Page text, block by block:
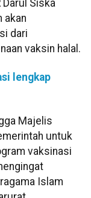
Darul Siska
akan
dari
vaksin halal.
lengkap
Majelis
untuk
vaksinasi
Islam